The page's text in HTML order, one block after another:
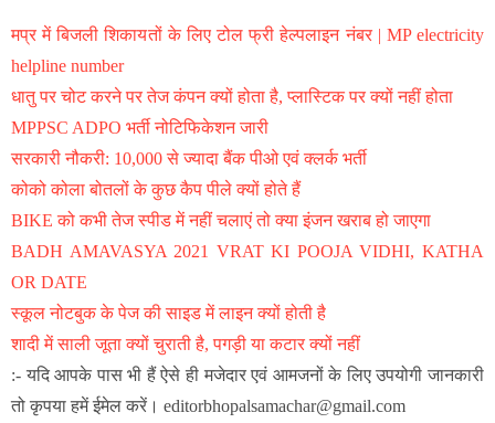
मप्र में बिजली शिकायतों के लिए टोल फ्री हेल्पलाइन नंबर | MP electricity
helpline number
धातु पर चोट करने पर तेज कंपन क्यों होता है, प्लास्टिक पर क्यों नहीं होता
MPPSC ADPO भर्ती नोटिफिकेशन जारी
सरकारी नौकरी: 10,000 से ज्यादा बैंक पीओ एवं क्लर्क भर्ती
कोको कोला बोतलों के कुछ कैप पीले क्यों होते हैं
BIKE को कभी तेज स्पीड में नहीं चलाएं तो क्या इंजन खराब हो जाएगा
BADH AMAVASYA 2021 VRAT KI POOJA VIDHI, KATHA
OR DATE
स्कूल नोटबुक के पेज की साइड में लाइन क्यों होती है
शादी में साली जूता क्यों चुराती है, पगड़ी या कटार क्यों नहीं
:- यदि आपके पास भी हैं ऐसे ही मजेदार एवं आमजनों के लिए उपयोगी जानकारी
तो कृपया हमें ईमेल करें। editorbhopalsamachar@gmail.com